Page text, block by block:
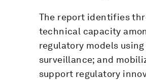
The report identifies
technical capacity
regulatory models
surveillance; and
support regulatory